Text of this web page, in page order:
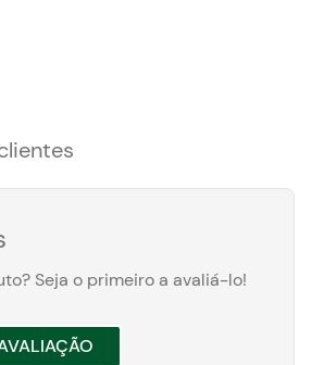
Seja o primeiro a avaliá-lo!